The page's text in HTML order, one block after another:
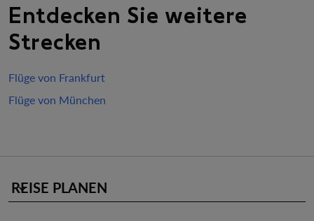
Entdecken Sie weitere
Strecken
Flüge von Frankfurt
Flüge von München
REISE PLANEN
keyboard_arrow_down